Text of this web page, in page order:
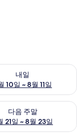
일
내일
10일 ~ 8월 11일
가능 여부 확인, 8월
16일
다음 주말
21일 ~ 8월 23일
예약 가능 여부 확인